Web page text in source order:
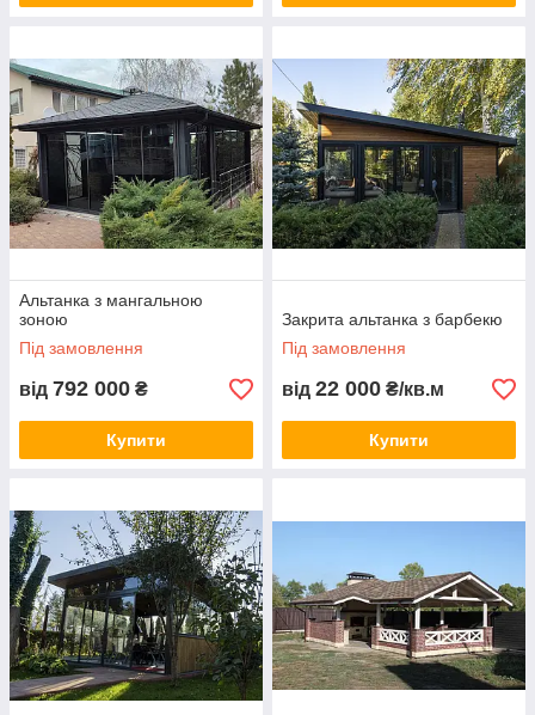
Альтанка з мангальною
зоною
Під замовлення
від 792 000 ₴
Купити
Закрита альтанка з барбекю
Під замовлення
від 22 000 ₴/кв.м
Купити